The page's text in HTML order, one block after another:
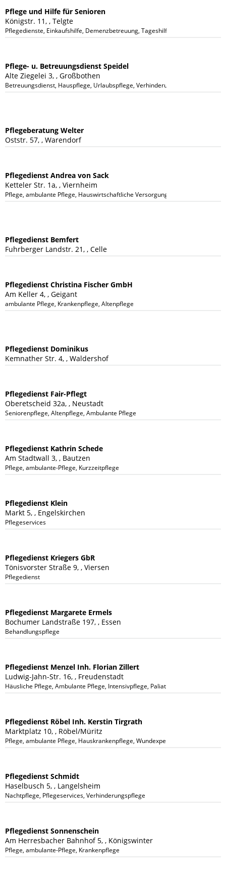
Pflege und Hilfe für Senioren
Königstr. 11, , Telgte
Pflegedienste, Einkaufshilfe, Demenzbetreuung, Tageshilfe
Pflege- u. Betreuungsdienst Speidel
Alte Ziegelei 3, , Großbothen
Betreuungsdienst, Hauspflege, Urlaubspflege, Verhinderungspflege,
Pflegeberatung Welter
Oststr. 57, , Warendorf
Pflegedienst Andrea von Sack
Ketteler Str. 1a, , Viernheim
Pflege, ambulante Pflege, Hauswirtschaftliche Versorgung
Pflegedienst Bemfert
Fuhrberger Landstr. 21, , Celle
Pflegedienst Christina Fischer GmbH
Am Keller 4, , Geigant
ambulante Pflege, Krankenpflege, Altenpflege
Pflegedienst Dominikus
Kemnather Str. 4, , Waldershof
Pflegedienst Fair-Pflegt
Oberetscheid 32a, , Neustadt
Seniorenpflege, Altenpflege, Ambulante Pflege
Pflegedienst Kathrin Schede
Am Stadtwall 3, , Bautzen
Pflege, ambulante-Pflege, Kurzzeitpflege
Pflegedienst Klein
Markt 5, , Engelskirchen
Pflegeservices
Pflegedienst Kriegers GbR
Tönisvorster Straße 9, , Viersen
Pflegedienst
Pflegedienst Margarete Ermels
Bochumer Landstraße 197, , Essen
Behandlungspflege
Pflegedienst Menzel Inh. Florian Zillert
Ludwig-Jahn-Str. 16, , Freudenstadt
Häusliche Pflege, Ambulante Pflege, Intensivpflege, Paliativpflege,
Pflegedienst Röbel Inh. Kerstin Tirgrath
Marktplatz 10, , Röbel/Müritz
Pflege, ambulante Pflege, Hauskrankenpflege, Wundexperte, Urlaubspflege,
Pflegedienst Schmidt
Haselbusch 5, , Langelsheim
Nachtpflege, Pflegeservices, Verhinderungspflege
Pflegedienst Sonnenschein
Am Herresbacher Bahnhof 5, , Königswinter
Pflege, ambulante-Pflege, Krankenpflege